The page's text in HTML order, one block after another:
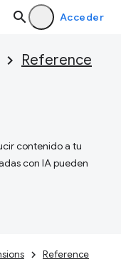
Acceder
Reference
contenido a tu
con IA pueden
Reference